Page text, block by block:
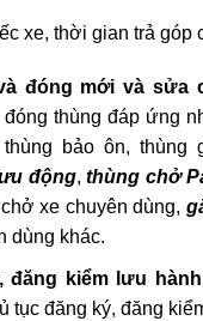
xe, thời gian trả góp
đóng mới và sửa
thùng đáp ứng
bảo ôn, thùng
động,thùng chở
xe chuyên dùng,
dùng khác.
đăng kiểm lưu
tục đăng ký, đăng